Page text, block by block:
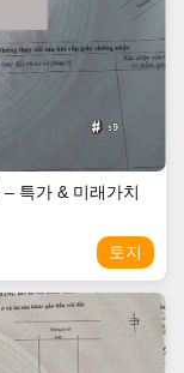
특가 & 미래가치
토지